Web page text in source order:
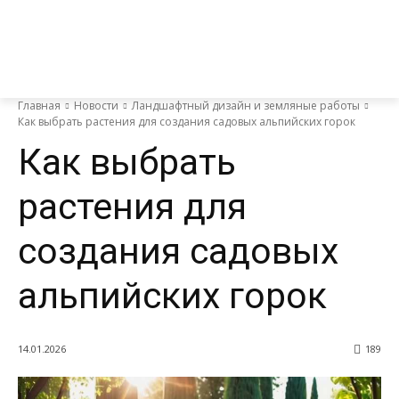
Главная Новости
Ландшафтный дизайн и земляные работы
Как выбрать растения для создания садовых альпийских горок
Как выбрать
растения для
создания садовых
альпийских горок
14.01.2026 189